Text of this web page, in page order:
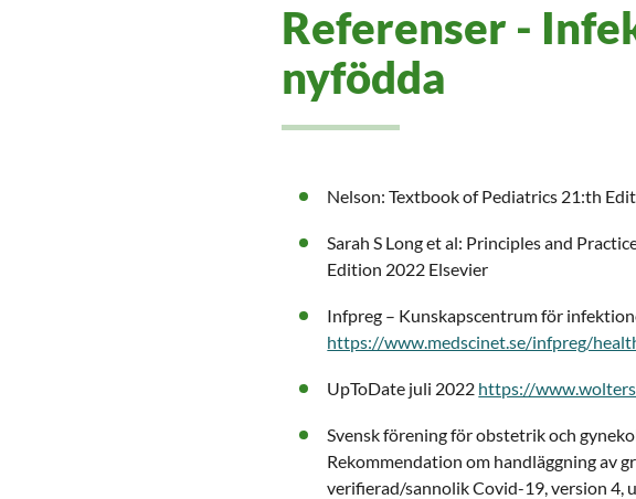
Referenser -
nyfödda
Nelson: Textbook of Pediatrics 21:th
Sarah S Long et al: Principles and
Edition 2022 Elsevier
Infpreg – Kunskapscentrum för
https://www.medscinet.se/infpreg/
UpToDate juli 2022 https://
Svensk förening för obstetrik och
Rekommendation om handläggning av
verifierad/sannolik Covid-19, version 4,